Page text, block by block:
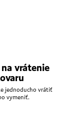
vrátenie
jednoducho vrátiť
vymeniť.